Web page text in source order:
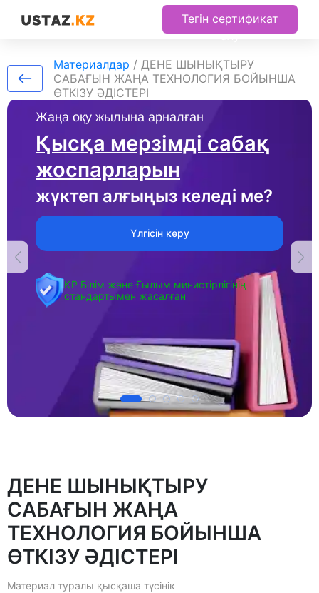
Тегін сертификат
алу
Жаңа оқу жылына арналған
Қысқа мерзімді сабақ
жоспарларын
жүктеп алғыңыз келеді ме?
Үлгісін көру
ҚР Білім және Ғылым министірлігінің
стандартымен жасалған
Материалдар / ДЕНЕ ШЫНЫҚТЫРУ
САБАҒЫН ЖАҢА ТЕХНОЛОГИЯ БОЙЫНША
ӨТКІЗУ ӘДІСТЕРІ
ДЕНЕ ШЫНЫҚТЫРУ
САБАҒЫН ЖАҢА
ТЕХНОЛОГИЯ БОЙЫНША
ӨТКІЗУ ӘДІСТЕРІ
Материал туралы қысқаша түсінік